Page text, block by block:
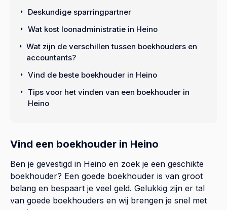
Vind een boekhouder in Heino
Ben je gevestigd in Heino en zoek je een geschikte
boekhouder? Een goede boekhouder is van groot
belang en bespaart je veel geld. Gelukkig zijn er tal
van goede boekhouders en wij brengen je snel met
Deskundige sparringpartner
Wat kost loonadministratie in Heino
Wat zijn de verschillen tussen boekhouders en
accountants?
Vind de beste boekhouder in Heino
Tips voor het vinden van een boekhouder in
Heino